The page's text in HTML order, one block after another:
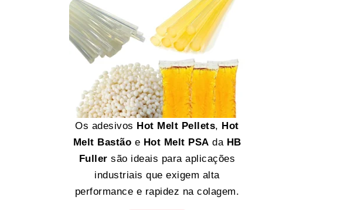
Os adesivos Hot Melt Pellets, Hot
Melt Bastão e Hot Melt PSA da HB
Fuller são ideais para aplicações
industriais que exigem alta
performance e rapidez na colagem.